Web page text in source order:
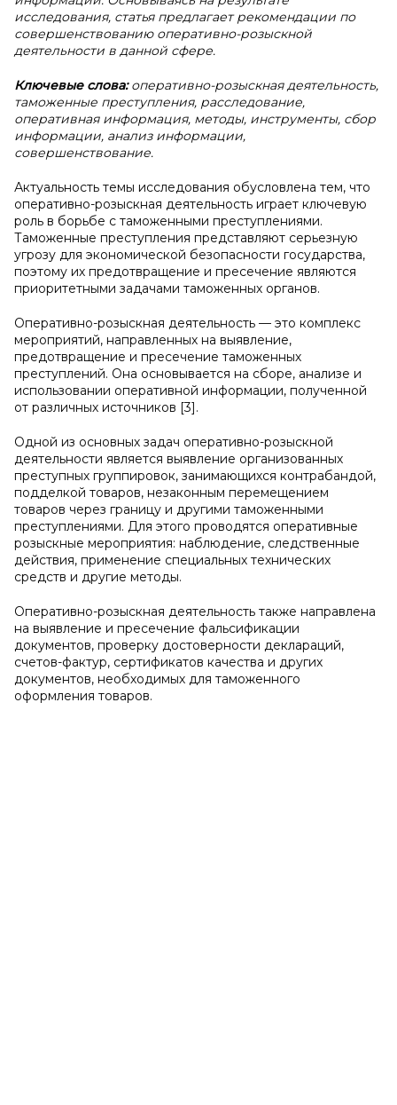
исследования, статья предлагает рекомендации по
совершенствованию оперативно-розыскной
деятельности в данной сфере.
Ключевые слова:оперативно-розыскная деятельность,
таможенные преступления, расследование,
оперативная информация, методы, инструменты, сбор
информации, анализ информации,
совершенствование.
Актуальность темы исследования обусловлена тем, что
оперативно-розыскная деятельность играет ключевую
роль в борьбе с таможенными преступлениями.
Таможенные преступления представляют серьезную
угрозу для экономической безопасности государства,
поэтому их предотвращение и пресечение являются
приоритетными задачами таможенных органов.
Оперативно-розыскная деятельность — это комплекс
мероприятий, направленных на выявление,
предотвращение и пресечение таможенных
преступлений. Она основывается на сборе, анализе и
использовании оперативной информации, полученной
от различных источников [3].
Одной из основных задач оперативно-розыскной
деятельности является выявление организованных
преступных группировок, занимающихся контрабандой,
подделкой товаров, незаконным перемещением
товаров через границу и другими таможенными
преступлениями. Для этого проводятся оперативные
розыскные мероприятия: наблюдение, следственные
действия, применение специальных технических
средств и другие методы.
Оперативно-розыскная деятельность также направлена
на выявление и пресечение фальсификации
документов, проверку достоверности деклараций,
счетов-фактур, сертификатов качества и других
документов, необходимых для таможенного
оформления товаров.